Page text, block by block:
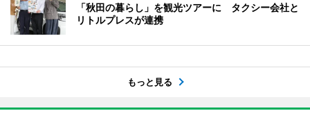
「秋田の暮らし」を観光ツアーに タクシー会社と
リトルプレスが連携
もっと見る